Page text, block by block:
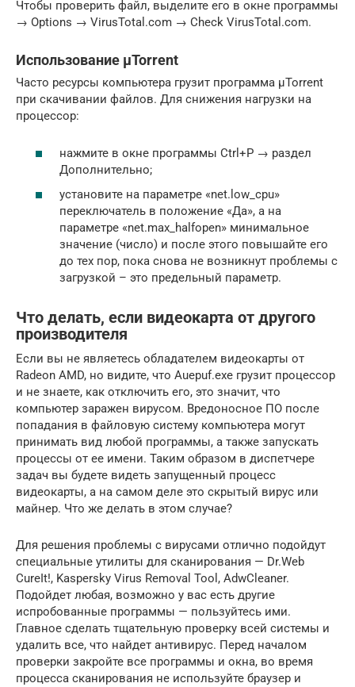
Чтобы проверить файл, выделите его в окне программы
→ Options → VirusTotal.com → Check VirusTotal.com.
Использование µTorrent
Часто ресурсы компьютера грузит программа µTorrent
при скачивании файлов. Для снижения нагрузки на
процессор:
нажмите в окне программы Ctrl+P → раздел
Дополнительно;
установите на параметре «net.low_cpu»
переключатель в положение «Да», а на
параметре «net.max_halfopen» минимальное
значение (число) и после этого повышайте его
до тех пор, пока снова не возникнут проблемы с
загрузкой – это предельный параметр.
Что делать, если видеокарта от другого
производителя
Если вы не являетесь обладателем видеокарты от
Radeon AMD, но видите, что Auepuf.exe грузит процессор
и не знаете, как отключить его, это значит, что
компьютер заражен вирусом. Вредоносное ПО после
попадания в файловую систему компьютера могут
принимать вид любой программы, а также запускать
процессы от ее имени. Таким образом в диспетчере
задач вы будете видеть запущенный процесс
видеокарты, а на самом деле это скрытый вирус или
майнер. Что же делать в этом случае?
Для решения проблемы с вирусами отлично подойдут
специальные утилиты для сканирования — Dr.Web
CureIt!, Kaspersky Virus Removal Tool, AdwCleaner.
Подойдет любая, возможно у вас есть другие
испробованные программы — пользуйтесь ими.
Главное сделать тщательную проверку всей системы и
удалить все, что найдет антивирус. Перед началом
проверки закройте все программы и окна, во время
процесса сканирования не используйте браузер и